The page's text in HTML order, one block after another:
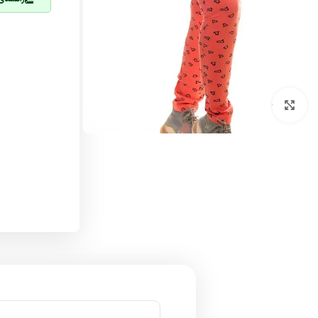
بزرگنمایی تصویر